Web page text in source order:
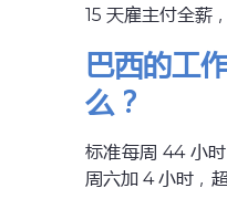
15 天雇主付全薪
巴西的工
么？
标准每周 44 小
周六加 4 小时，